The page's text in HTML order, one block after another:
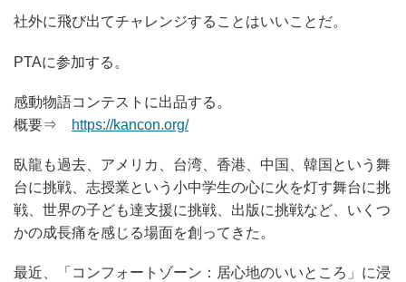
社外に飛び出てチャレンジすることはいいことだ。
PTAに参加する。
感動物語コンテストに出品する。
概要⇒
https://kancon.org/
臥龍も過去、アメリカ、台湾、香港、中国、韓国という舞
台に挑戦、志授業という小中学生の心に火を灯す舞台に挑
戦、世界の子ども達支援に挑戦、出版に挑戦など、いくつ
かの成長痛を感じる場面を創ってきた。
最近、「コンフォートゾーン：居心地のいいところ」に浸